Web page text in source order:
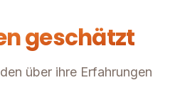
geschätzt
über ihre Erfahrungen